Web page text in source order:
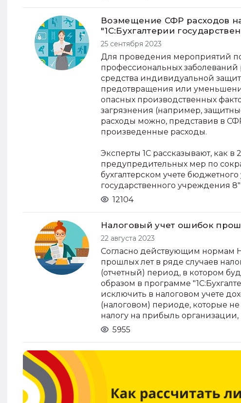
Возмещение СФР расходов
"1С:Бухгалтерии
25 сентября 2023
Для проведения мероприятий
профессиональных заболеваний
средства индивидуальной
предотвращения или
опасных производственных
загрязнения (например,
расходы можно, представив в
произведенные расходы.
Эксперты 1С рассказывают, как в
предупредительных мер по
бухгалтерском учете
государственного учреждения
12104
Налоговый учет ошибок
22 августа 2023
Согласно действующим нормам
прошлых лет в ряде случаев
(отчетный) период, в котором
образом в программе
исключить в налоговом учете
(налоговом) периоде, которые
налогу на прибыль организации,
5955